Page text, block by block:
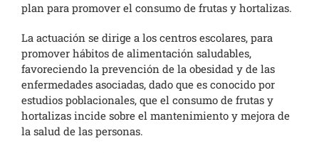
plan para promover el consumo de frutas y hortalizas.
La actuación se dirige a los centros escolares, para
promover hábitos de alimentación saludables,
favoreciendo la prevención de la obesidad y de las
enfermedades asociadas, dado que es conocido por
estudios poblacionales, que el consumo de frutas y
hortalizas incide sobre el mantenimiento y mejora de
la salud de las personas.